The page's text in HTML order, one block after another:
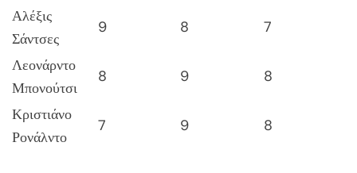
Αλέξις
Σάντσες
9 8
7
Λεονάρντο
Μπονούτσι
8 9
8
Κριστιάνο
Ρονάλντο
7 9 8